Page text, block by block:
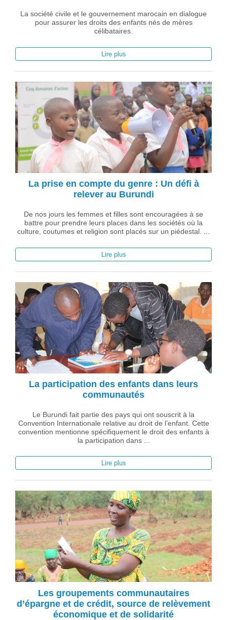
La société civile et le gouvernement marocain en dialogue
pour assurer les droits des enfants nés de mères
célibataires.
Lire plus
La prise en compte du genre : Un défi à
relever au Burundi
De nos jours les femmes et filles sont encouragées à se
battre pour prendre leurs places dans les sociétés où la
culture, coutumes et religion sont placés sur un piédestal. ...
Lire plus
La participation des enfants dans leurs
communautés
Le Burundi fait partie des pays qui ont souscrit à la
Convention Internationale relative au droit de l’enfant. Cette
convention mentionne spécifiquement le droit des enfants à
la participation dans ...
Lire plus
Les groupements communautaires
d’épargne et de crédit, source de relèvement
économique et de solidarité